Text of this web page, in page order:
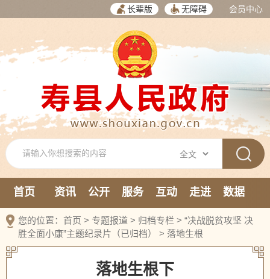
长辈版 无障碍 会员中心
首页 资讯 公开 服务 互动 走进
数据
新媒体
您的位置： 首页 > 专题报道 > 归档专栏 > “决战脱贫攻坚 决
胜全面小康”主题纪录片（已归档）
> 落地生根
落地生根下